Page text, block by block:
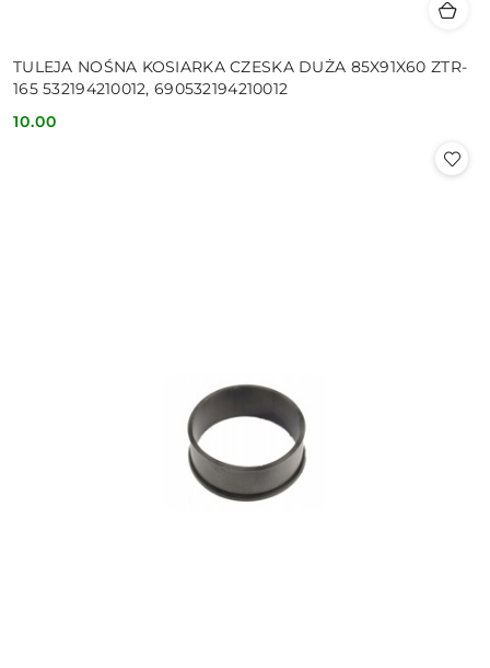
TULEJA NOŚNA KOSIARKA CZESKA DUŻA 85X91X60 ZTR-
165 532194210012, 690532194210012
Cena:
10.00